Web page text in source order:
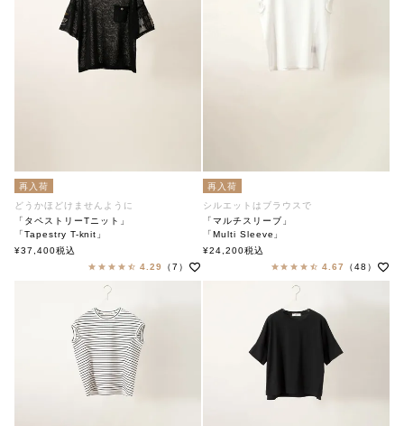
再入荷
どうかほどけませんように
「タペストリーTニット」
「Tapestry T-knit」
soutiencollar（ステンカラー）
¥37,400税込
4.29
（7）
再入荷
シルエットはブラウスで
「マルチスリーブ」
「Multi Sleeve」
soutiencollar（ステンカラー）
¥24,200税込
4.67
（48）